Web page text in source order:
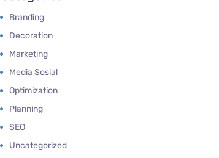
Branding
Decoration
Marketing
Media Sosial
Optimization
Planning
SEO
Uncategorized